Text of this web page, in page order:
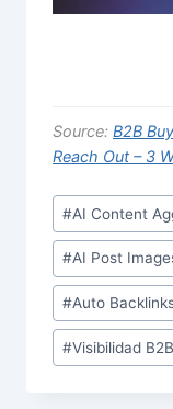
Source: B2B
Reach Out – 3
Post
Tags:
#AI Content
#AI Post
#Auto
#Visibilidad B2B